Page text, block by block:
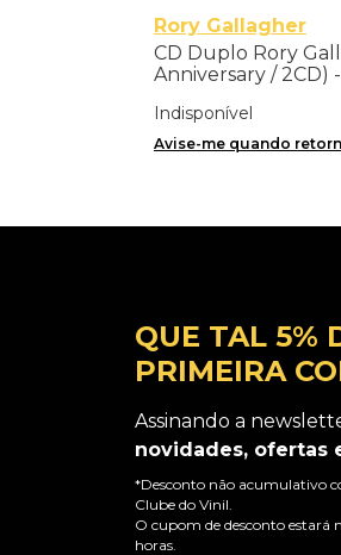
Rory Gallagher
CD Duplo Rory
Anniversary / 2CD)
Indisponível
Avise-me quando
QUE TAL 5%
PRIMEIRA
Assinando a
novidades, ofertas
*Desconto não acumulativo
Clube do Vinil.
O cupom de desconto estará
horas.